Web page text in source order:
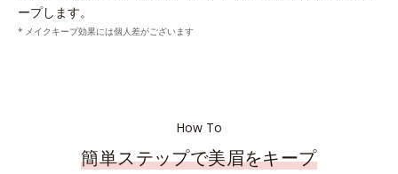
ープします。
メイクキープ効果には個人差がございます
How To
簡単ステップで美眉をキープ